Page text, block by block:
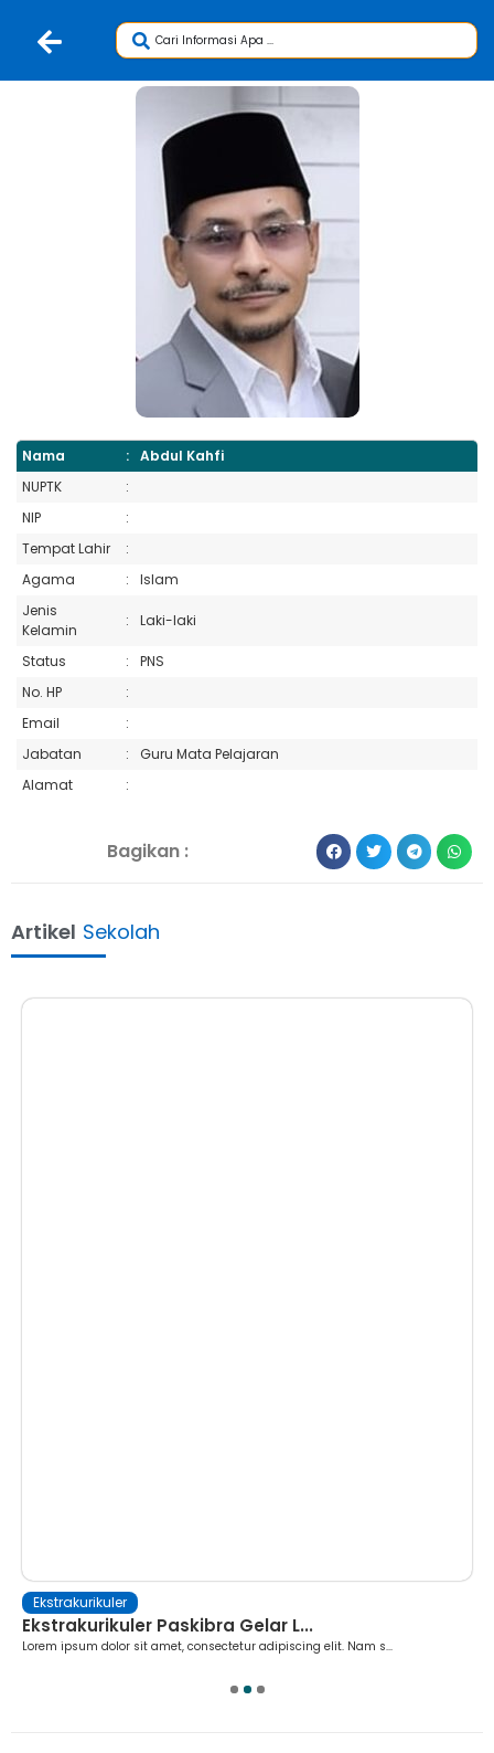
Nama : Abdul Kahfi
NUPTK
:
NIP
:
Tempat Lahir
:
Agama
:
Islam
Jenis
Kelamin
: Laki-laki
Status :
PNS
No. HP
:
Email
:
Jabatan
:
Guru Mata Pelajaran
Alamat
:
Bagikan :
Artikel Sekolah
Ekstrakurikuler
Ekstrakurikuler Paskibra Gelar L...
Lorem ipsum dolor sit amet, consectetur adipiscing elit. Nam s...